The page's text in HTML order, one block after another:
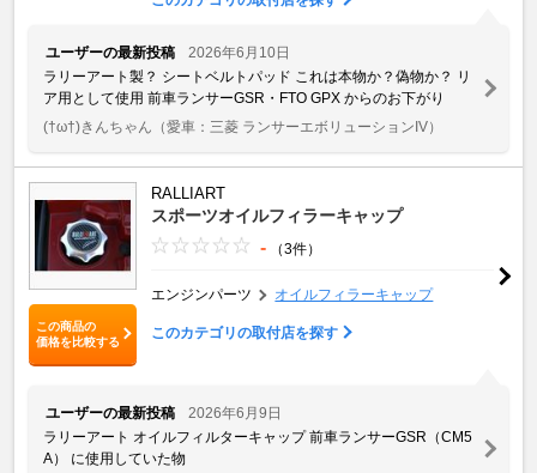
ユーザーの最新投稿
2026年6月10日
ラリーアート製？ シートベルトパッド これは本物か？偽物か？ リ
ア用として使用 前車ランサーGSR・FTO GPX からのお下がり
(†ω†)きんちゃん （愛車：三菱 ランサーエボリューションIV）
この商品の
価格を比較する
RALLIART
スポーツオイルフィラーキャップ
- （3件）
エンジンパーツ オイルフィラーキャップ
このカテゴリの取付店を探す
ユーザーの最新投稿
2026年6月9日
ラリーアート オイルフィルターキャップ 前車ランサーGSR（CM5
A） に使用していた物